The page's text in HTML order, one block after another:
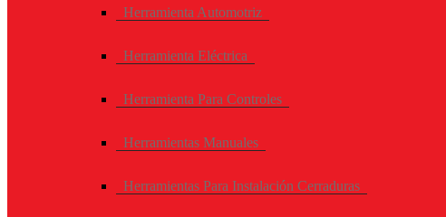
Herramienta Automotriz
Herramienta Eléctrica
Herramienta Para Controles
Herramientas Manuales
Herramientas Para Instalación Cerraduras